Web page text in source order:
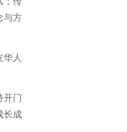
与方
人
开门
长成